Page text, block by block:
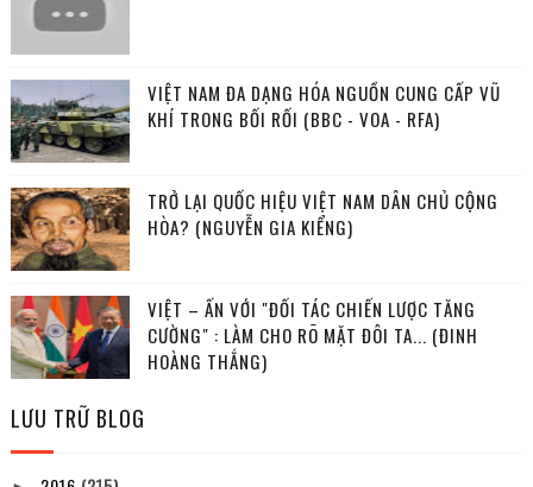
VIỆT NAM ĐA DẠNG HÓA NGUỒN CUNG CẤP VŨ
KHÍ TRONG BỐI RỐI (BBC - VOA - RFA)
TRỞ LẠI QUỐC HIỆU VIỆT NAM DÂN CHỦ CỘNG
HÒA? (NGUYỄN GIA KIỂNG)
VIỆT – ẤN VỚI "ĐỐI TÁC CHIẾN LƯỢC TĂNG
CƯỜNG" : LÀM CHO RÕ MẶT ĐÔI TA... (ĐINH
HOÀNG THẮNG)
LƯU TRỮ BLOG